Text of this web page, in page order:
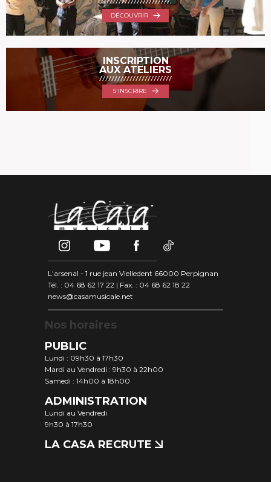
DÉCOUVRIR
INSCRIPTION
AUX ATELIERS
S'INSCRIRE
L'arsenal - 1 rue jean Vielledent 66000 Perpignan
Tél. : 04 68 62 17 22 | Fax. : 04 68 62 18 22
news@casamusicale.net
Nos horaires
PUBLIC
Lundi : 09h30 à 17h30
Mardi au Vendredi : 9h30 à 22h00
Samedi : 14h00 à 18h00
ADMINISTRATION
Lundi au Vendredi
9h30 à 17h30
LA CASA RECRUTE